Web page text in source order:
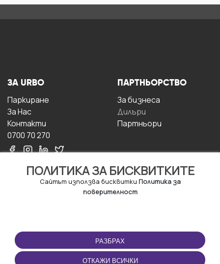
ПОЛИТИКА ЗА БИСКВИТКИТЕ
Сайтът използва бисквитки Политика за
поверителност
РАЗБРАХ
ОТКАЖИ ВСИЧКИ
ЗА URBO
Паркиране
За Hас
Контакти
0700 70 270
ПАРТНЬОРСТВО
За бизнесa
Дилъри
Партньори
ПОЛЗВАНЕ
Правила и условия за
ползване
ПРИЛОЖЕНИЕТО